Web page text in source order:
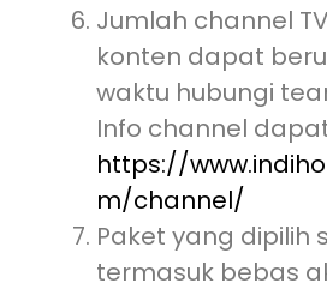
Jumlah channel
konten dapat
waktu hubungi
Info channel
https://
m/channel/
Paket yang dipilih
termasuk bebas